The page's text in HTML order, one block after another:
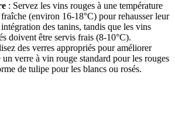
: Servez les vins rouges à une température
(environ 16-18°C) pour rehausser leur
des tanins, tandis que les vins
doivent être servis frais (8-10°C).
des verres appropriés pour améliorer
un verre à vin rouge standard pour les rouges
de tulipe pour les blancs ou rosés.